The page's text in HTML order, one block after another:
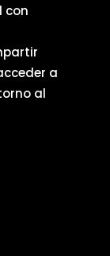
con
a
al